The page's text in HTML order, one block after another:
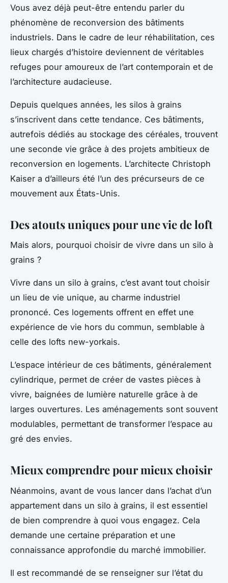
Vous avez déjà peut-être entendu parler du
phénomène de reconversion des bâtiments
industriels. Dans le cadre de leur réhabilitation, ces
lieux chargés d’histoire deviennent de véritables
refuges pour amoureux de l’art contemporain et de
l’architecture audacieuse.
Depuis quelques années, les silos à grains
s’inscrivent dans cette tendance. Ces bâtiments,
autrefois dédiés au stockage des céréales, trouvent
une seconde vie grâce à des projets ambitieux de
reconversion en logements. L’architecte Christoph
Kaiser a d’ailleurs été l’un des précurseurs de ce
mouvement aux États-Unis.
Des atouts uniques pour une vie de loft
Mais alors, pourquoi choisir de vivre dans un silo à
grains ?
Vivre dans un silo à grains, c’est avant tout choisir
un lieu de vie unique, au charme industriel
prononcé. Ces logements offrent en effet une
expérience de vie hors du commun, semblable à
celle des lofts new-yorkais.
L’espace intérieur de ces bâtiments, généralement
cylindrique, permet de créer de vastes pièces à
vivre, baignées de lumière naturelle grâce à de
larges ouvertures. Les aménagements sont souvent
modulables, permettant de transformer l’espace au
gré des envies.
Mieux comprendre pour mieux choisir
Néanmoins, avant de vous lancer dans l’achat d’un
appartement dans un silo à grains, il est essentiel
de bien comprendre à quoi vous engagez. Cela
demande une certaine préparation et une
connaissance approfondie du marché immobilier.
Il est recommandé de se renseigner sur l’état du